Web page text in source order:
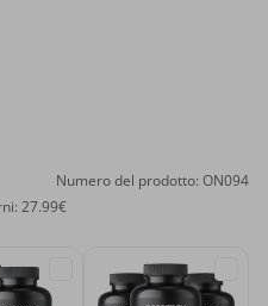
Numero del prodotto: ON094
27.99€